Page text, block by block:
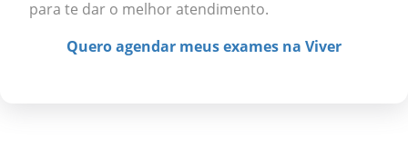
para te dar o melhor atendimento.
Quero agendar meus exames na Viver